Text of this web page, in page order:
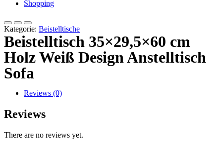
Shopping
Kategorie: Beistelltische
Beistelltisch 35×29,5×60 cm
Holz Weiß Design Anstelltisch
Sofa
Reviews (0)
Reviews
There are no reviews yet.